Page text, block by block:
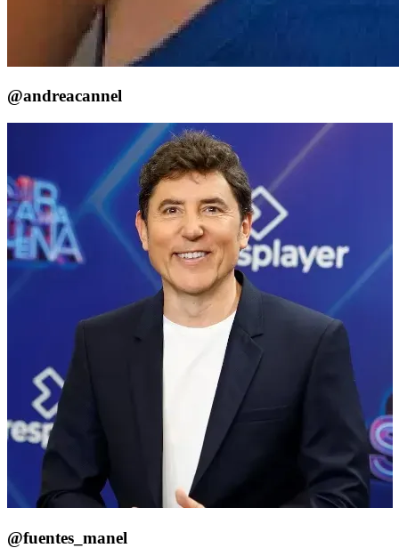
@andreacannel
@fuentes_manel